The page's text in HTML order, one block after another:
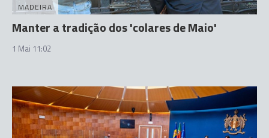
MADEIRA
Manter a tradição dos 'colares de Maio'
1 Mai 11:02